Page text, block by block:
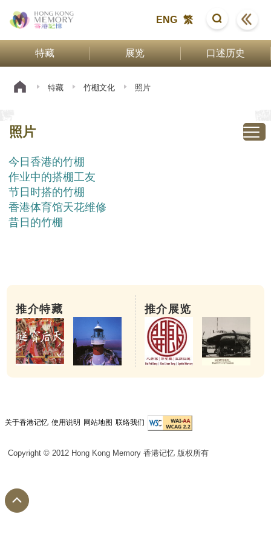
ENG 繁
特藏 展览 口述历史
特藏 竹棚文化 照片
照片
今日香港的竹棚
作业中的搭棚工友
节日时搭的竹棚
香港体育馆天花维修
昔日的竹棚
推介特藏 推介展览
关于香港记忆 使用说明 网站地图 联络我们
Copyright © 2012 Hong Kong Memory 香港记忆 版权所有